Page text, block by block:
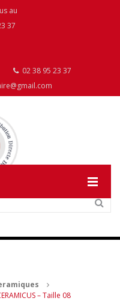
au
37
02 38 95 23 37
– Taille 08